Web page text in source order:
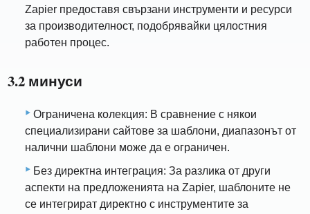
Zapier предоставя свързани инструменти и ресурси
за производителност, подобрявайки цялостния
работен процес.
3.2 минуси
Ограничена колекция: В сравнение с някои
специализирани сайтове за шаблони, диапазонът от
налични шаблони може да е ограничен.
Без директна интеграция: За разлика от други
аспекти на предложенията на Zapier, шаблоните не
се интегрират директно с инструментите за